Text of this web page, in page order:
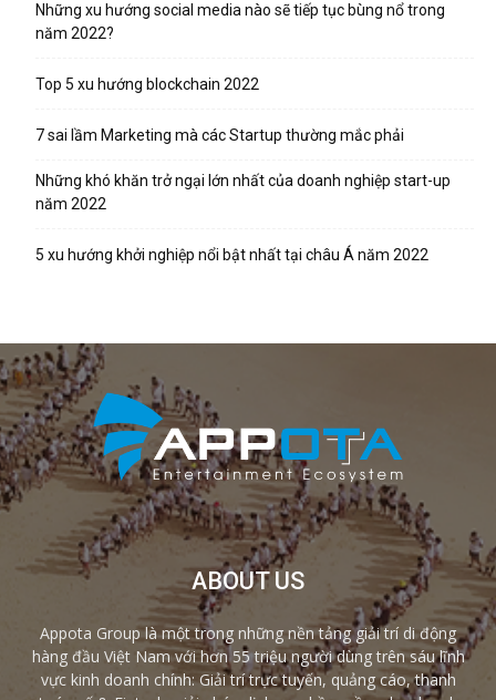
Những xu hướng social media nào sẽ tiếp tục bùng nổ trong
năm 2022?
Top 5 xu hướng blockchain 2022
7 sai lầm Marketing mà các Startup thường mắc phải
Những khó khăn trở ngại lớn nhất của doanh nghiệp start-up
năm 2022
5 xu hướng khởi nghiệp nổi bật nhất tại châu Á năm 2022
ABOUT US
Appota Group là một trong những nền tảng giải trí di động
hàng đầu Việt Nam với hơn 55 triệu người dùng trên sáu lĩnh
vực kinh doanh chính: Giải trí trực tuyến, quảng cáo, thanh